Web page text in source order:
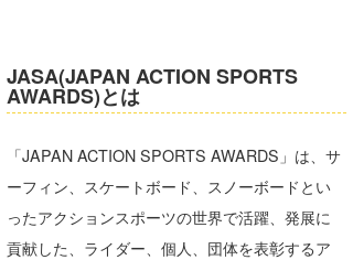
JASA(JAPAN ACTION SPORTS
AWARDS)とは
「JAPAN ACTION SPORTS AWARDS」は、サ
ーフィン、スケートボード、スノーボードとい
ったアクションスポーツの世界で活躍、発展に
貢献した、ライダー、個人、団体を表彰するア
上田純子
上條将美
唐澤予報士
SancheZ